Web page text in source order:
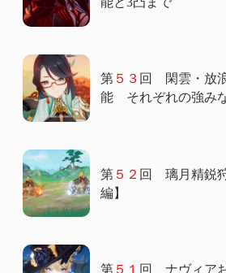
第５３ 回 閑雲・放
能 それぞれの強み
第５２ 回 璃月精鋭
編】
第５１ 回 ナヴィア